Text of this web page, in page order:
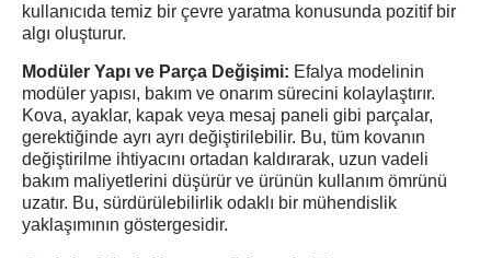
kullanıcıda temiz bir çevre yaratma konusunda pozitif bir
algı oluşturur.
Modüler Yapı ve Parça Değişimi: Efalya modelinin
modüler yapısı, bakım ve onarım sürecini kolaylaştırır.
Kova, ayaklar, kapak veya mesaj paneli gibi parçalar,
gerektiğinde ayrı ayrı değiştirilebilir. Bu, tüm kovanın
değiştirilme ihtiyacını ortadan kaldırarak, uzun vadeli
bakım maliyetlerini düşürür ve ürünün kullanım ömrünü
uzatır. Bu, sürdürülebilirlik odaklı bir mühendislik
yaklaşımının göstergesidir.